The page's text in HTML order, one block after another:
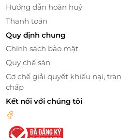
Hướng dẫn hoàn huỷ
Thanh toán
Quy định chung
Chính sách bảo mật
Quy chế sàn
Cơ chế giải quyết khiếu nại,
chấp
Kết nối với chúng tôi